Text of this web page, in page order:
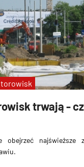
trwają -
obejrzeć najświeższe
torowisk